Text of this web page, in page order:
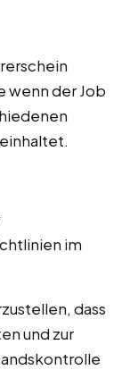
wenn der Job
im
dass
und zur